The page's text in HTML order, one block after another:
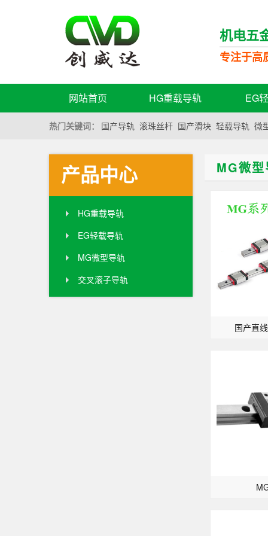
机电五
专注于高
网站首页 HG重载导轨 EG
热门关键词： 国产导轨 滚珠丝杆 国产滑块 轻载导轨 微
产品中心
HG重载导轨
EG轻载导轨
MG微型导轨
交叉滚子导轨
MG微
国产直